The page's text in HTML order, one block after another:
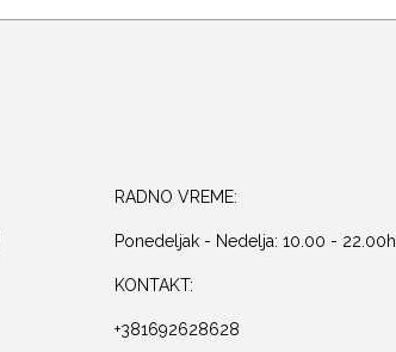
RADNO VREME:
Ponedeljak - Nedelja: 10.00 - 22.00h
KONTAKT:
+381692628628